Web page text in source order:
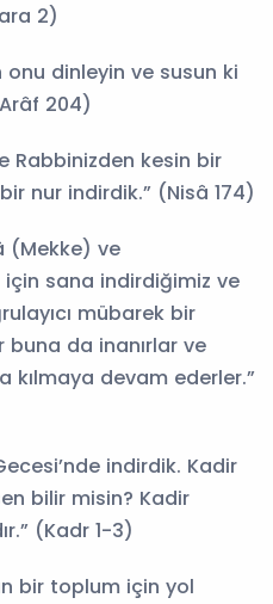
Projesi
2)
onu dinleyin ve susun ki
204)
Rabbinizden kesin bir
nur indirdik.” (Nisâ 174)
(Mekke) ve
sana indirdiğimiz ve
mübarek bir
buna da inanırlar ve
kılmaya devam ederler.”
indirdik. Kadir
bilir misin? Kadir
(Kadr 1-3)
bir toplum için yol